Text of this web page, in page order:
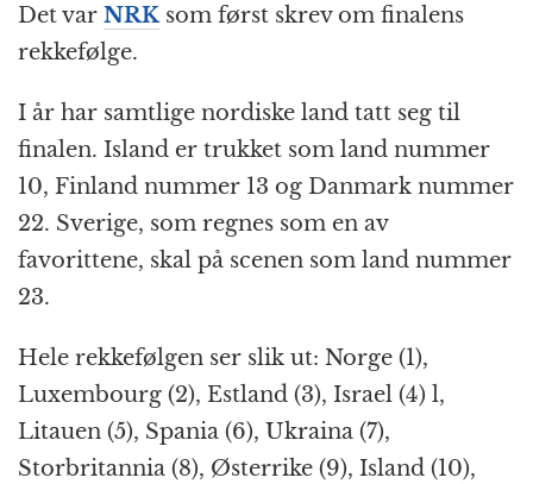
Det var NRKsom først skrev om finalens
rekkefølge.
I år har samtlige nordiske land tatt seg til
finalen. Island er trukket som land nummer
10, Finland nummer 13 og Danmark nummer
22. Sverige, som regnes som en av
favorittene, skal på scenen som land nummer
23.
Hele rekkefølgen ser slik ut: Norge (1),
Luxembourg (2), Estland (3), Israel (4) l,
Litauen (5), Spania (6), Ukraina (7),
Storbritannia (8), Østerrike (9), Island (10),